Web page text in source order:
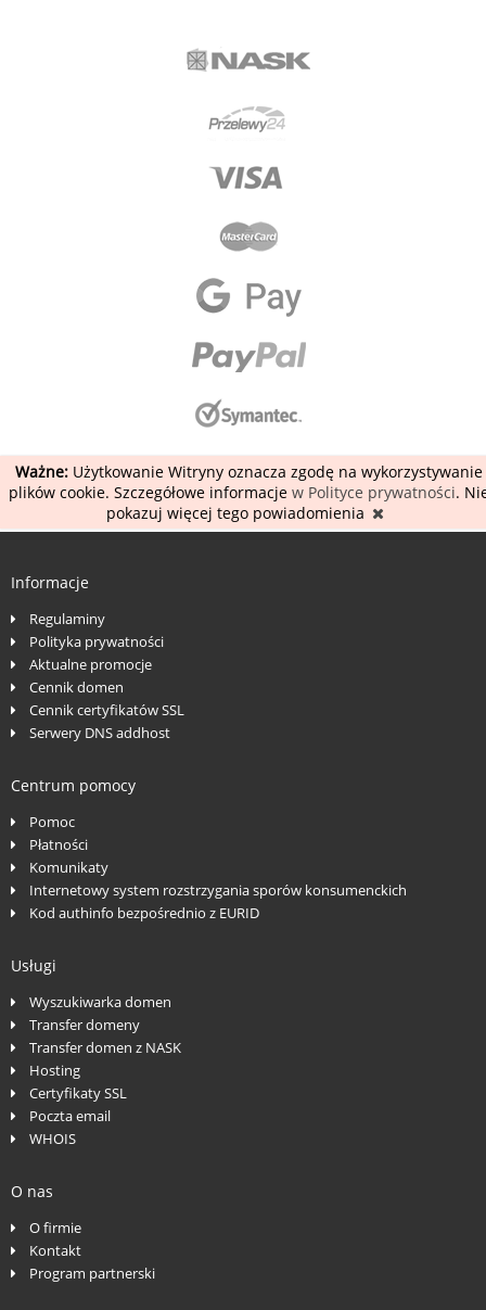
Ważne:Użytkowanie Witryny oznacza zgodę na wykorzystywanie
plików cookie. Szczegółowe informacje w Polityce prywatności.
pokazuj więcej tego powiadomienia
Informacje
Regulaminy
Polityka prywatności
Aktualne promocje
Cennik domen
Cennik certyfikatów SSL
Serwery DNS addhost
Centrum pomocy
Pomoc
Płatności
Komunikaty
Internetowy system rozstrzygania sporów konsumenckich
Kod authinfo bezpośrednio z EURID
Usługi
Wyszukiwarka domen
Transfer domeny
Transfer domen z NASK
Hosting
Certyfikaty SSL
Poczta email
WHOIS
O nas
O firmie
Kontakt
Program partnerski